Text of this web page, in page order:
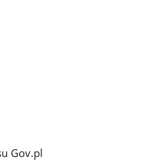
Gov.pl